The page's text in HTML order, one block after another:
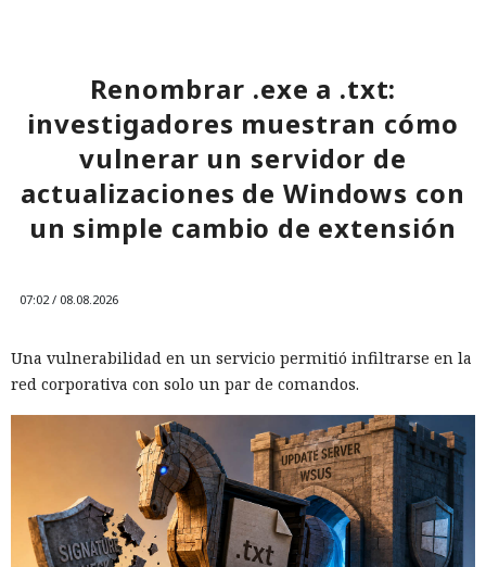
Renombrar .exe a .txt:
investigadores muestran cómo
vulnerar un servidor de
actualizaciones de Windows con
un simple cambio de extensión
07:02 / 08.08.2026
Una vulnerabilidad en un servicio permitió infiltrarse en la
red corporativa con solo un par de comandos.